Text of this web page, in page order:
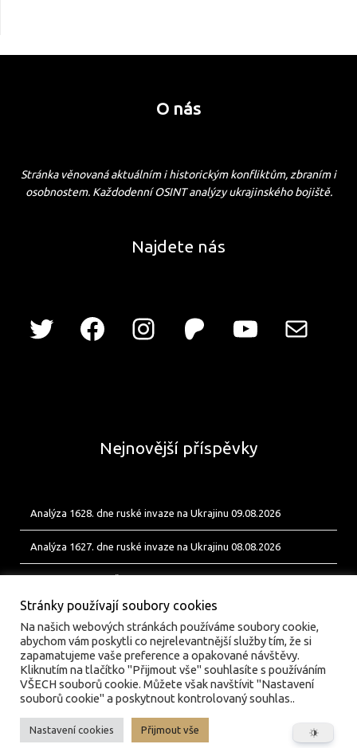
O nás
Stránka věnovaná aktuálním i historickým konfliktům, zbraním i
osobnostem. Každodenní OSINT analýzy ukrajinského bojiště.
Najdete nás
Nejnovější příspěvky
Analýza 1628. dne ruské invaze na Ukrajinu 09.08.2026
Analýza 1627. dne ruské invaze na Ukrajinu 08.08.2026
© valka.online | Vydavatel: Jan Tofl, Plzeň | ISSN 3029-
6420
Stránky používají soubory cookies
Na našich webových stránkách používáme soubory cookie,
abychom vám poskytli co nejrelevantnější služby tím, že si
zapamatujeme vaše preference a opakované návštěvy.
Kliknutím na tlačítko "Přijmout vše" souhlasíte s používáním
VŠECH souborů cookie. Můžete však navštívit "Nastavení
souborů cookie" a poskytnout kontrolovaný souhlas..
Nastavení cookies Přijmout vše